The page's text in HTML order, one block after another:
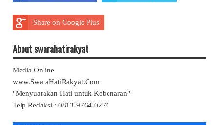
Share on Google Plus
About swarahatirakyat
Media Online
www.SwaraHatiRakyat.Com
"Menyuarakan Hati untuk Kebenaran"
Telp.Redaksi : 0813-9764-0276